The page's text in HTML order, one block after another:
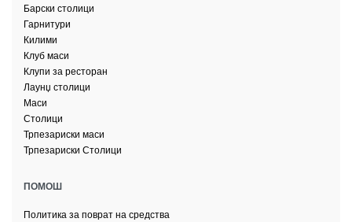
Барски столици
Гарнитури
Килими
Клуб маси
Клупи за ресторан
Лаунџ столици
Маси
Столици
Трпезариски маси
Трпезариски Столици
ПОМОШ
Политика за поврат на средства